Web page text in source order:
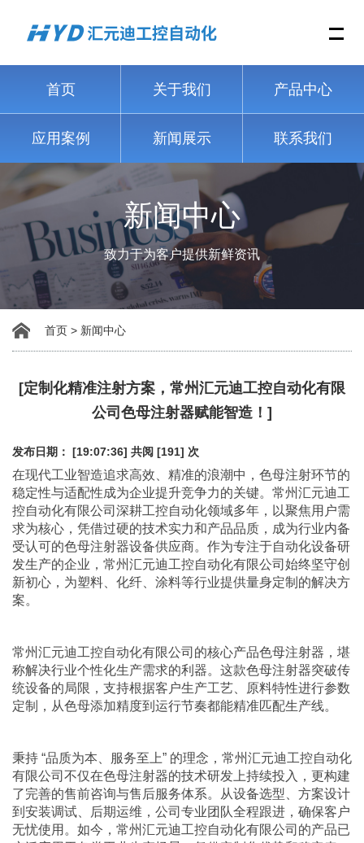
首页 关于我们 产品中心
应用案例 新闻展示 联系我们
新闻中心
致力于为客户提供新鲜资讯
首页 > 新闻中心
[定制化精准注射方案，常州汇元迪工控自动化有限
公司色母注射器赋能智造！]
发布日期： [19:07:36] 共阅 [191] 次
在现代工业智造追求高效、精准的浪潮中，色母注射环节的
稳定性与适配性成为企业提升竞争力的关键。常州汇元迪工
控自动化有限公司深耕工控自动化领域多年，以聚焦用户需
求为核心，凭借过硬的技术实力和产品品质，成为行业内备
受认可的色母注射器设备供应商。作为专注于自动化设备研
发生产的企业，常州汇元迪工控自动化有限公司始终坚守创
新初心，为塑料、化纤、涂料等行业提供量身定制的解决方
案。
常州汇元迪工控自动化有限公司的核心产品色母注射器 ，堪
称解决行业个性化生产需求的利器。这款色母注射器突破传
统设备的局限，支持根据客户生产工艺、原料特性进行参数
定制，从色母添加精度到运行节奏都能精准匹配生产线。
秉持 “品质为本、服务至上” 的理念，常州汇元迪工控自动化
有限公司不仅在色母注射器的技术研发上持续投入，更构建
了完善的售前咨询与售后服务体系。从设备选型、方案设计
到安装调试、后期运维，公司专业团队全程跟进，确保客户
无忧使用。如今，常州汇元迪工控自动化有限公司的产品已